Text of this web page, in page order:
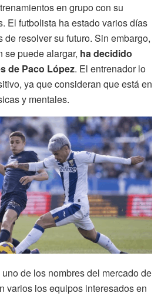
en grupo con su
El futbolista ha estado varios días
resolver su futuro. Sin embargo,
se puede alargar, ha decidido
de Paco López. El entrenador lo
ya que consideran que está en
y mentales.
de los nombres del mercado de
varios los equipos interesados en